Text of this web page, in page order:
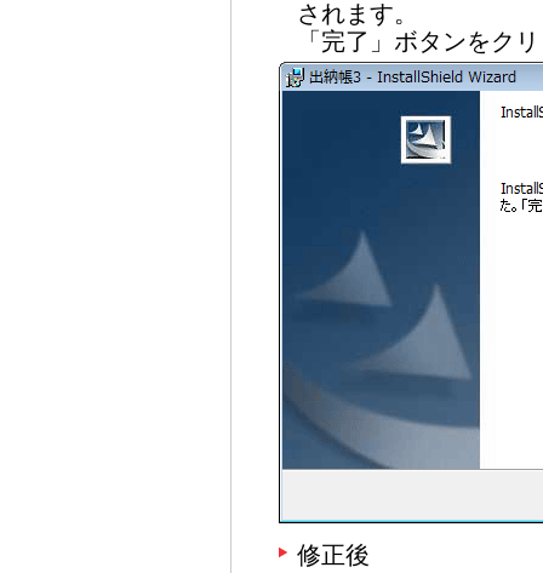
されます。
「完了」ボタンをク
修正後